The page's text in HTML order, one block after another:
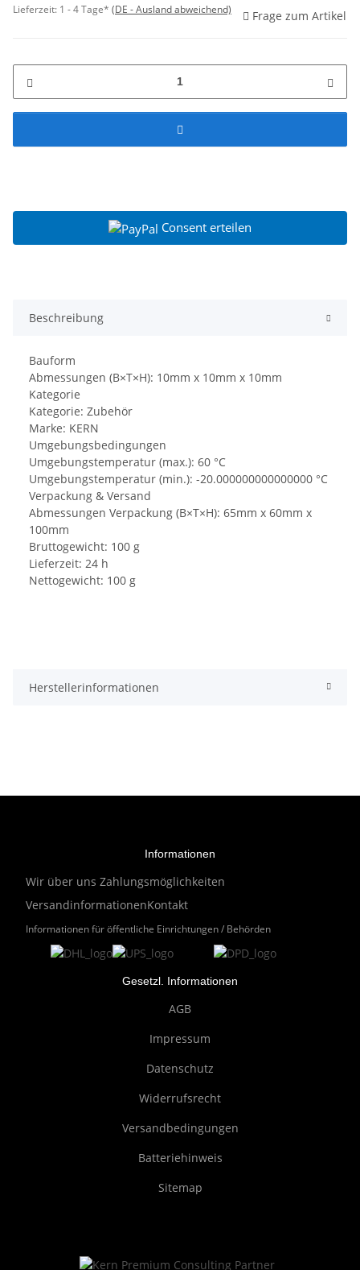
Lieferzeit: 1 - 4 Tage* (DE - Ausland abweichend) Frage zum Artikel
Consent erteilen
Beschreibung
Bauform
Abmessungen (B×T×H): 10mm x 10mm x 10mm
Kategorie
Kategorie: Zubehör
Marke: KERN
Umgebungsbedingungen
Umgebungstemperatur (max.): 60 °C
Umgebungstemperatur (min.): -20.000000000000000 °C
Verpackung & Versand
Abmessungen Verpackung (B×T×H): 65mm x 60mm x
100mm
Bruttogewicht: 100 g
Lieferzeit: 24 h
Nettogewicht: 100 g
Herstellerinformationen
Informationen
Wir über uns Zahlungsmöglichkeiten
VersandinformationenKontakt
Informationen für öffentliche Einrichtungen / Behörden
Gesetzl. Informationen
AGB
Impressum
Datenschutz
Widerrufsrecht
Versandbedingungen
Batteriehinweis
Sitemap